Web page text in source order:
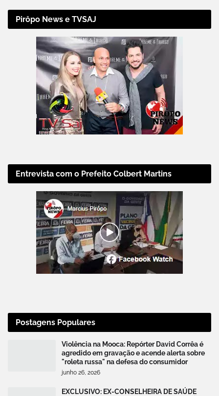
Pirôpo News e TVSAJ
Entrevista com o Prefeito Colbert Martins
Postagens Populares
Violência na Mooca: Repórter David Corrêa é
agredido em gravação e acende alerta sobre
"roleta russa" na defesa do consumidor
junho 26, 2026
EXCLUSIVO: EX-CONSELHEIRA DE SAÚDE